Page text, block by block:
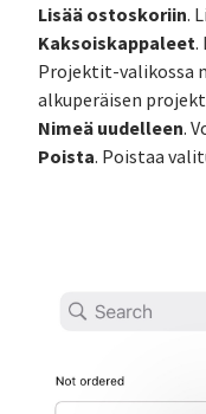
Lisää ostoskoriin.
Kaksoiskappaleet.
Projektit-valikossa
alkuperäisen
Nimeä uudelleen.
Poista. Poistaa